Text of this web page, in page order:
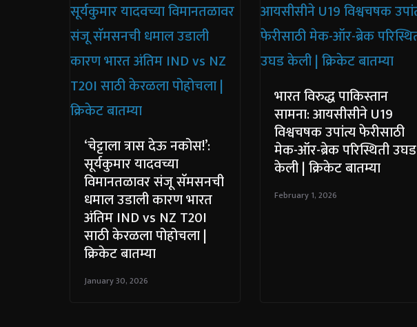
‘चेट्टाला त्रास देऊ नकोस!’:
सूर्यकुमार यादवच्या
विमानतळावर संजू सॅमसनची
धमाल उडाली कारण भारत
अंतिम IND vs NZ T20I
साठी केरळला पोहोचला |
क्रिकेट बातम्या
January 30, 2026
भारत विरुद्ध पाकिस्तान
सामना: आयसीसीने U19
विश्वचषक उपांत्य फेरीसाठी
मेक-ऑर-ब्रेक परिस्थिती उघड
केली | क्रिकेट बातम्या
February 1, 2026